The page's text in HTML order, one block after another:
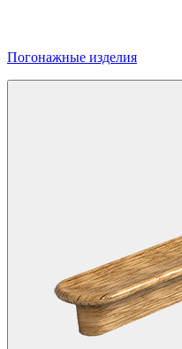
Погонажные изделия